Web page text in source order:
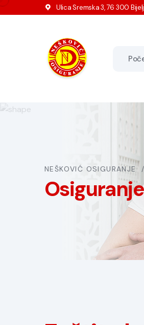
Ulica Sremska 3, 76 300
NEŠKOVIĆ OSIGURANJE
Osiguranje